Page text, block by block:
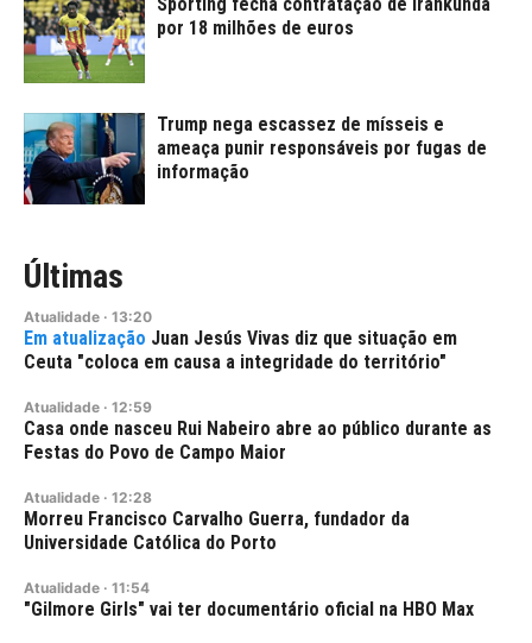
por 18 milhões de euros
Trump nega escassez de mísseis e
ameaça punir responsáveis por fugas de
informação
Últimas
Atualidade · 13:20
Juan Jesús Vivas diz que situação em
Ceuta "coloca em causa a integridade do território"
Atualidade · 12:59
Casa onde nasceu Rui Nabeiro abre ao público durante as
Festas do Povo de Campo Maior
Atualidade · 12:28
Morreu Francisco Carvalho Guerra, fundador da
Universidade Católica do Porto
Atualidade · 11:54
"Gilmore Girls" vai ter documentário oficial na HBO Max